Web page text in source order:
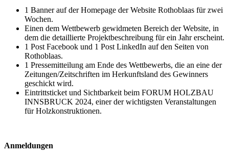
1 Banner auf der Homepage der Website Rothoblaas für zwei
Wochen.
Einen dem Wettbewerb gewidmeten Bereich der Website, in
dem die detaillierte Projektbeschreibung für ein Jahr erscheint.
1 Post Facebook und 1 Post LinkedIn auf den Seiten von
Rothoblaas.
1 Pressemitteilung am Ende des Wettbewerbs, die an eine der
Zeitungen/Zeitschriften im Herkunftsland des Gewinners
geschickt wird.
Eintrittsticket und Sichtbarkeit beim FORUM HOLZBAU
INNSBRUCK 2024, einer der wichtigsten Veranstaltungen
für Holzkonstruktionen.
Anmeldungen